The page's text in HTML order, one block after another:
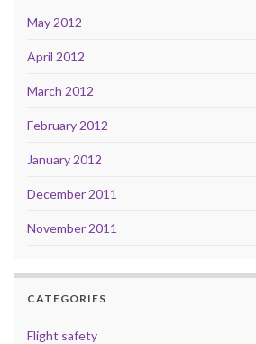
May 2012
April 2012
March 2012
February 2012
January 2012
December 2011
November 2011
CATEGORIES
Flight safety